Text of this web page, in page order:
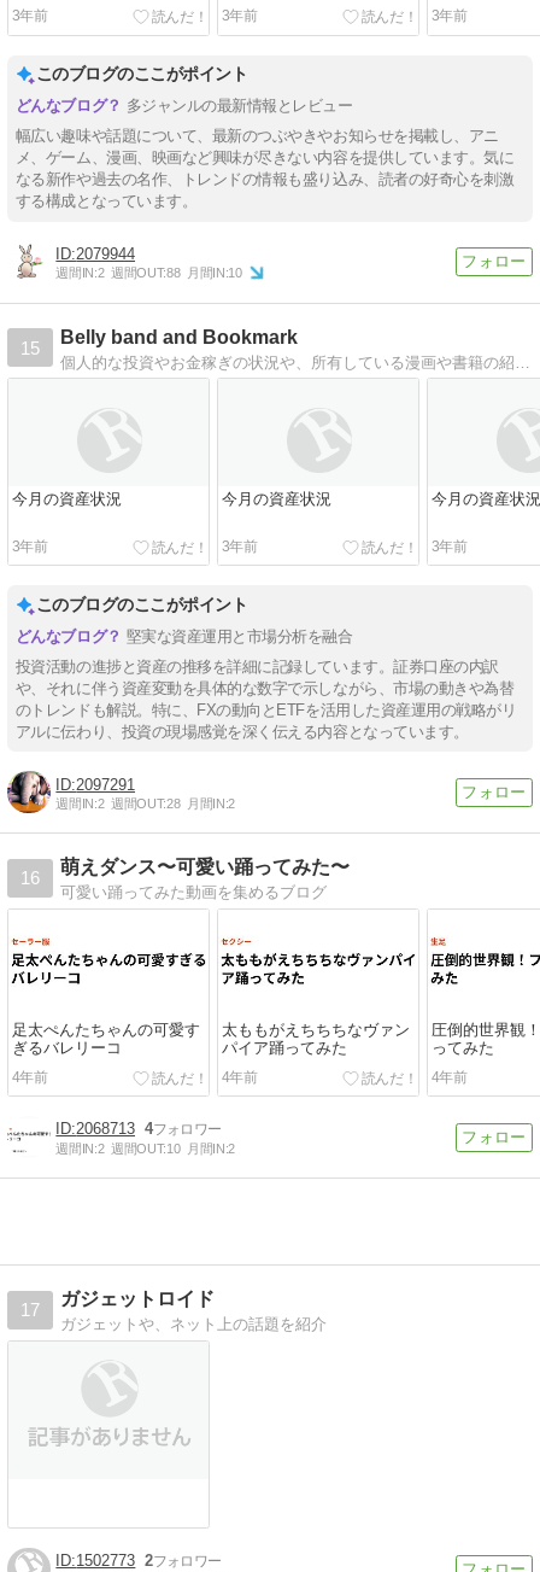
3年前
3年前
3年前
このブログのここがポイント
多ジャンルの最新情報とレビュー
幅広い趣味や話題について、最新のつぶやきやお知らせを掲載し、アニ
メ、ゲーム、漫画、映画など興味が尽きない内容を提供しています。気に
なる新作や過去の名作、トレンドの情報も盛り込み、読者の好奇心を刺激
する構成となっています。
2079944
週間IN:2 週間OUT:88 月間IN:10
15
Belly band and Bookmark
今月の資産状況
3年前
今月の資産状況
3年前
今月の資産状況
3年前
このブログのここがポイント
堅実な資産運用と市場分析を融合
投資活動の進捗と資産の推移を詳細に記録しています。証券口座の内訳
や、それに伴う資産変動を具体的な数字で示しながら、市場の動きや為替
のトレンドも解説。特に、FXの動向とETFを活用した資産運用の戦略がリ
アルに伝わり、投資の現場感覚を深く伝える内容となっています。
2097291
週間IN:2 週間OUT:28 月間IN:2
16
萌えダンス〜可愛い踊ってみた〜
可愛い踊ってみた動画を集めるブログ
足太ぺんたちゃんの可愛す
ぎるバレリーコ
4年前
太ももがえちちちなヴァン
パイア踊ってみた
4年前
圧倒的世界観
ってみた
4年前
2068713 4
週間IN:2 週間OUT:10 月間IN:2
17
ガジェットロイド
ガジェットや、ネット上の話題を紹介
1502773 2